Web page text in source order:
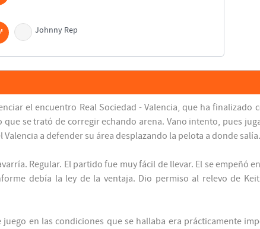
Johnny Rep
el encuentro Real Sociedad - Valencia, que ha
se trató de corregir echando arena. Vano intento, pues
a defender su área desplazando la pelota a donde salía.
Regular. El partido fue muy fácil de llevar. El se empeñó
debía la ley de la ventaja. Dio permiso al relevo de
en las condiciones que se hallaba era prácticamente